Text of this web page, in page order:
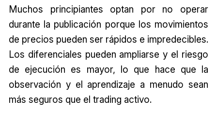
Muchos principiantes optan por no operar
durante la publicación porque los movimientos
de precios pueden ser rápidos e impredecibles.
Los diferenciales pueden ampliarse y el riesgo
de ejecución es mayor, lo que hace que la
observación y el aprendizaje a menudo sean
más seguros que el trading activo.